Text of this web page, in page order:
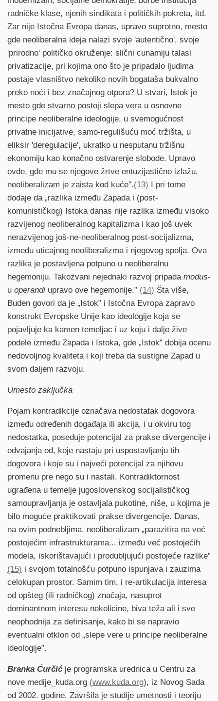
radničke klase, njenih sindikata i političkih pokreta, itd.
Zar nije Istočna Evropa danas, upravo suprotno, mesto
gde neoliberalna ideja nalazi svoje 'autentično', svoje
'prirodno' političko okruženje: slični cunamiju talasi
privatizacije, pri kojima ono što je pripadalo ljudima
postaje vlasništvo nekoliko novih bogataša bukvalno
preko noći i bez značajnog otpora? U stvari, Istok je
mesto gde stvarno postoji slepa vera u osnovne
principe neoliberalne ideologije, u svemogućnost
privatne inicijative, samo-regulišuću moć tržišta, u
eliksir 'deregulacije', ukratko u nesputanu tržišnu
ekonomiju kao konačno ostvarenje slobode. Upravo
ovde, gde mu se njegove žrtve entuzijastično izlažu,
neoliberalizam je zaista kod kuće”.(13) I pri tome
dodaje da „razlika između Zapada i (post-
komunističkog) Istoka danas nije razlika između visoko
razvijenog neoliberalnog kapitalizma i kao još uvek
nerazvijenog još-ne-neoliberalnog post-socijalizma,
između uticajnog neoliberalizma i njegovog spolja. Ova
razlika je postavljena potpuno u neoliberalnu
hegemoniju. Takozvani nejednaki razvoj pripada modus-
u operandi upravo ove hegemonije.” (14) Šta više,
Buden govori da je „Istok” i Istočna Evropa zapravo
konstrukt Evropske Unije kao ideologije koja se
pojavljuje ka kamen temeljac i uz koju i dalje žive
podele između Zapada i Istoka, gde „Istok” dobija ocenu
nedovoljnog kvaliteta i koji treba da sustigne Zapad u
svom daljem razvoju.
Umesto zaključka
Pojam kontradikcije označava nedostatak dogovora
između određenih događaja ili akcija, i u okviru tog
nedostatka, poseduje potencijal za prakse divergencije i
odvajanja od, koje nastaju pri uspostavljanju tih
dogovora i koje su i najveći potencijal za njihovu
promenu pre nego su i nastali. Kontradiktornost
ugrađena u temelje jugoslovenskog socijalističkog
samoupravljanja je ostavljala pukotine, niše, u kojima je
bilo moguće praktikovati prakse divergencije. Danas,
na ovim podnebljima, neoliberalizam „parazitira na već
postojećim infrastrukturama... između već postojećih
modela, iskorištavajući i produbljujući postojeće razlike”
(15) i svojom totalnošću potpuno ispunjava i zauzima
celokupan prostor. Samim tim, i re-artikulacija interesa
od opšteg (ili radničkog) značaja, nasuprot
dominantnom interesu nekolicine, biva teža ali i sve
neophodnija za definisanje, kako bi se napravio
eventualni otklon od „slepe vere u principe neoliberalne
ideologije”.
Branka Ćurčićje programska urednica u Centru za
nove medije_kuda.org (www.kuda.org), iz Novog Sada
od 2002. godine. Završila je studije umetnosti i teoriju